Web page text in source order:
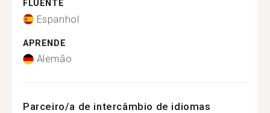
FLUENTE
Espanhol
APRENDE
Alemão
Parceiro/a de intercâmbio de idiomas